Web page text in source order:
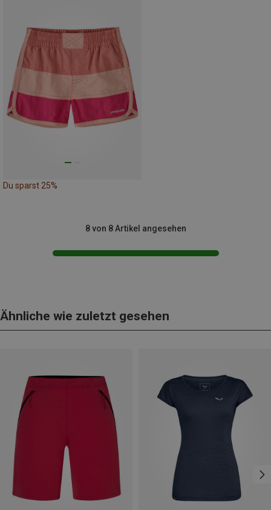
Du sparst 25%
8 von 8 Artikel angesehen
Ähnliche wie zuletzt gesehen